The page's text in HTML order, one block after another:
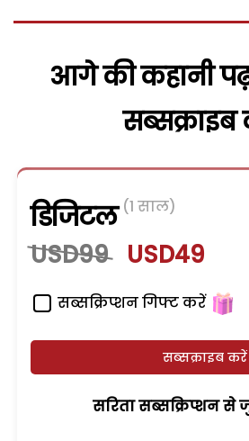
आगे की कहानी
डिजिटल (1 साल)
USD99 USD49
सब्सक्रिप्शन गिफ्ट करें
सब्सक्राइब करें
सरिता सब्सक्रिप्शन से